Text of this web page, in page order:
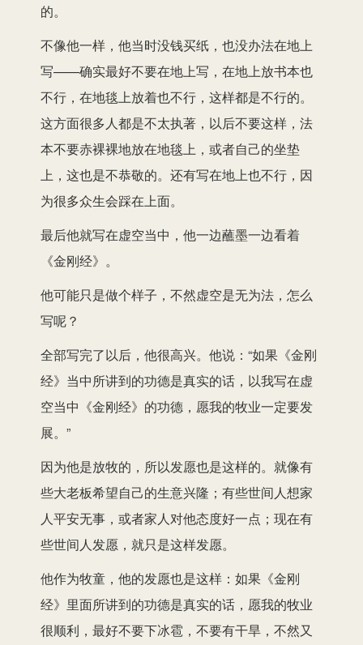
的。
不像他一样，他当时没钱买纸，也没办法在地上
写——确实最好不要在地上写，在地上放书本也
不行，在地毯上放着也不行，这样都是不行的。
这方面很多人都是不太执著，以后不要这样，法
本不要赤裸裸地放在地毯上，或者自己的坐垫
上，这也是不恭敬的。还有写在地上也不行，因
为很多众生会踩在上面。
最后他就写在虚空当中，他一边蘸墨一边看着
《金刚经》。
他可能只是做个样子，不然虚空是无为法，怎么
写呢？
全部写完了以后，他很高兴。他说：“如果《金刚
经》当中所讲到的功德是真实的话，以我写在虚
空当中《金刚经》的功德，愿我的牧业一定要发
展。”
因为他是放牧的，所以发愿也是这样的。就像有
些大老板希望自己的生意兴隆；有些世间人想家
人平安无事，或者家人对他态度好一点；现在有
些世间人发愿，就只是这样发愿。
他作为牧童，他的发愿也是这样：如果《金刚
经》里面所讲到的功德是真实的话，愿我的牧业
很顺利，最好不要下冰雹，不要有干旱，不然又